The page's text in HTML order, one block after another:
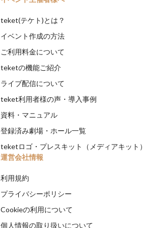
teket(テケト)とは？
イベント作成の方法
ご利用料金について
teketの機能ご紹介
ライブ配信について
teket利用者様の声・導入事例
資料・マニュアル
登録済み劇場・ホール一覧
teketロゴ・プレスキット（メディアキット）
運営会社情報
利用規約
プライバシーポリシー
Cookieの利用について
個人情報の取り扱いについて